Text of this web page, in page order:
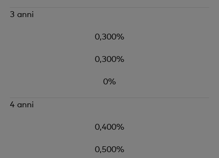
3 anni
0,300%
0,300%
0%
4 anni
0,400%
0,500%